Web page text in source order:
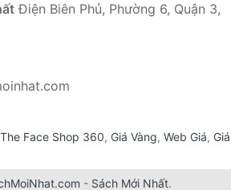
Điện Biên Phủ, Phường 6, Quận 3,
The Face Shop 360, Giá Vàng, Web Giá, Giá
- Sách Mới Nhất.